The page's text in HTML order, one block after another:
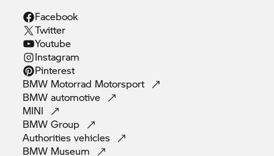
Facebook
Twitter
Youtube
Instagram
Pinterest
BMW Motorrad Motorsport
BMWautomotive
MINI
BMWGroup
Authoritiesvehicles
BMW Museum